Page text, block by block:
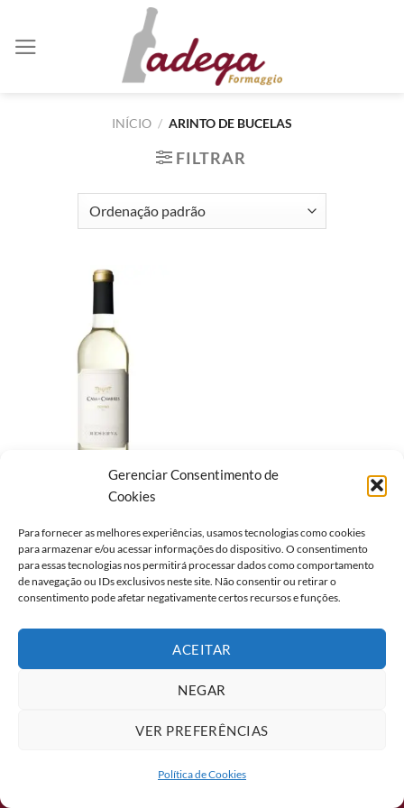
Gerenciar Consentimento de
Cookies
Para fornecer as melhores experiências, usamos tecnologias como cookies
para armazenar e/ou acessar informações do dispositivo. O consentimento
para essas tecnologias nos permitirá processar dados como comportamento
de navegação ou IDs exclusivos neste site. Não consentir ou retirar o
consentimento pode afetar negativamente certos recursos e funções.
ACEITAR
NEGAR
VER PREFERÊNCIAS
Política de Cookies
INÍCIO / ARINTO DE BUCELAS
FILTRAR
VINHO CASA DE CAMBRES
DOC DOURO RESERVA
BRANCO 750ML
2026 ©
Formaggio Food Service
Av. Mascarenhas de Morais, 5855, Galpões 6 e 7. Boa Viagem, Recife/PE